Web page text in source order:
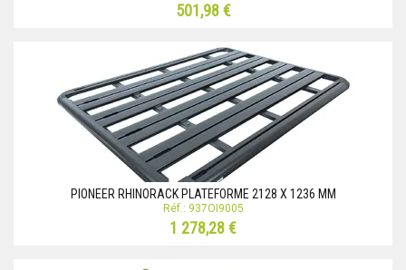
501,98 €
PIONEER RHINORACK PLATEFORME 2128 X 1236 MM
Réf.: 937OI9005
1 278,28 €